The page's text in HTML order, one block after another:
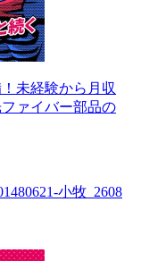
未経験から月収
ァイバー部品の
小牧_2608